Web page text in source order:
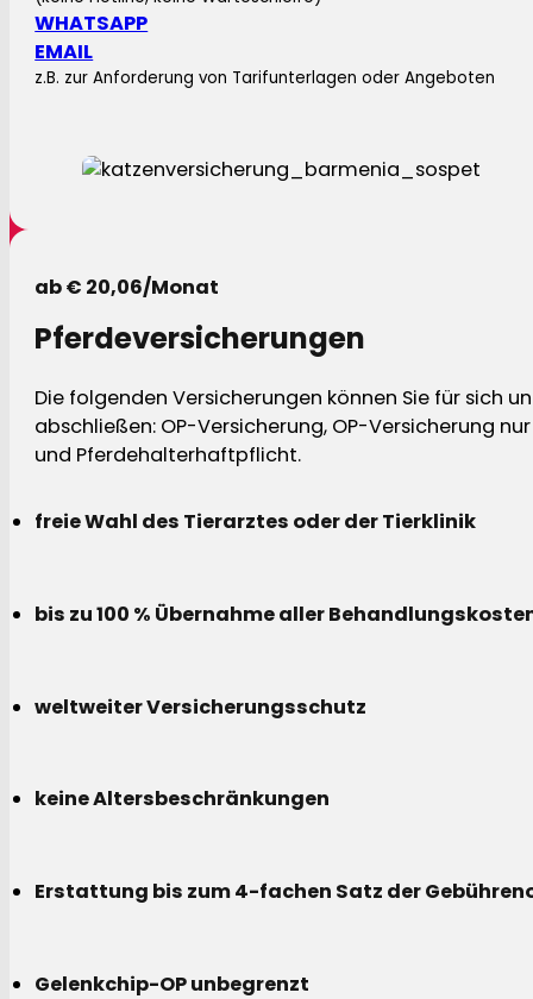
WHATSAPP
EMAIL
z.B. zur Anforderung von Tarifunterlagen oder Angeboten
ab € 20,06/Monat
Pferdeversicherungen
Die folgenden Versicherungen können Sie für sich
abschließen: OP-Versicherung, OP-Versicherung
und Pferdehalterhaftpflicht.
freie Wahl des Tierarztes oder der Tierklinik
bis zu 100 % Übernahme aller
weltweiter Versicherungsschutz
keine Altersbeschränkungen
Erstattung bis zum 4-fachen Satz der
Gelenkchip-OP unbegrenzt